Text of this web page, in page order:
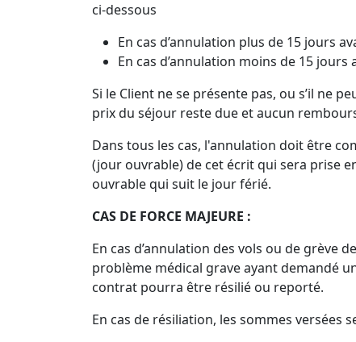
ci-dessous
En cas d’annulation plus de 15 jours
En cas d’annulation moins de 15
Si le Client ne se présente pas, ou s’il ne
prix du séjour reste due et aucun
Dans tous les cas, l'annulation doit être
(jour ouvrable) de cet écrit qui sera prise
ouvrable qui suit le jour férié.
CAS DE FORCE MAJEURE :
En cas d’annulation des vols ou de grève
problème médical grave ayant demandé
contrat pourra être résilié ou reporté.
En cas de résiliation, les sommes